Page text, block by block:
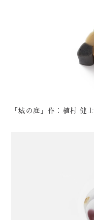
「城の庭」作：植村 健士